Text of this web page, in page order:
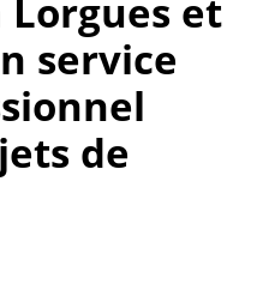
et
service
de